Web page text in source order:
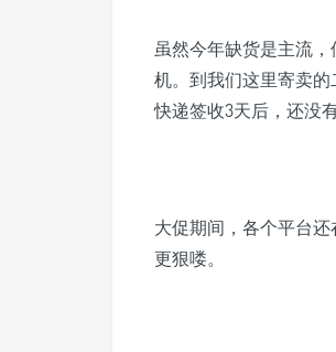
虽然今年缺货是主流，
机。到我们这里寄卖的
快递签收3天后 ， 还没
大促期间，各个平台还
更狠喽。